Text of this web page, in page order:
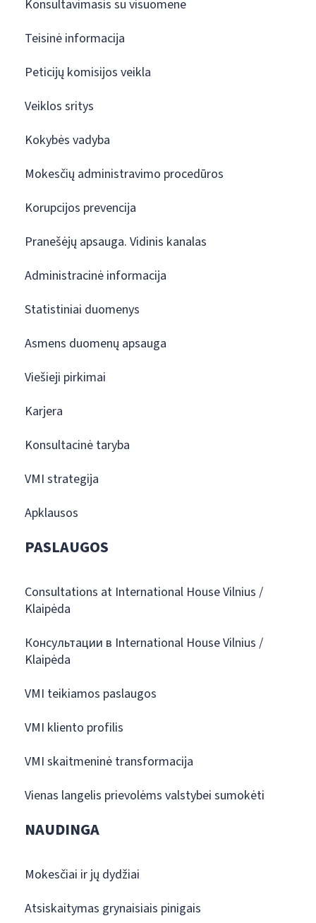
Konsultavimasis su visuomene
Teisinė informacija
Peticijų komisijos veikla
Veiklos sritys
Kokybės vadyba
Mokesčių administravimo procedūros
Korupcijos prevencija
Pranešėjų apsauga. Vidinis kanalas
Administracinė informacija
Statistiniai duomenys
Asmens duomenų apsauga
Viešieji pirkimai
Karjera
Konsultacinė taryba
VMI strategija
Apklausos
PASLAUGOS
Consultations at International House Vilnius /
Klaipėda
Консультации в International House Vilnius /
Klaipėda
VMI teikiamos paslaugos
VMI kliento profilis
VMI skaitmeninė transformacija
Vienas langelis prievolėms valstybei sumokėti
NAUDINGA
Mokesčiai ir jų dydžiai
Atsiskaitymas grynaisiais pinigais